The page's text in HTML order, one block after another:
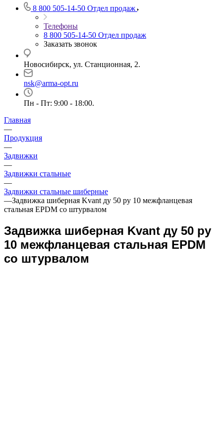
8 800 505-14-50 Отдел продаж
Телефоны
8 800 505-14-50 Отдел продаж
Заказать звонок
Новосибирск, ул. Станционная, 2.
nsk@arma-opt.ru
Пн - Пт: 9:00 - 18:00.
Главная
—
Продукция
—
Задвижки
—
Задвижки стальные
—
Задвижки стальные шиберные
—Задвижка шиберная Kvant ду 50 ру 10 межфланцевая
стальная EPDM со штурвалом
Задвижка шиберная Kvant ду 50 ру
10 межфланцевая стальная EPDM
со штурвалом